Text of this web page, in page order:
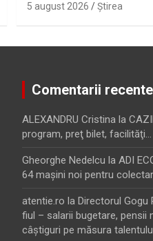
5 august 2026 Ştirea
Comentarii recente
ALEXANDRU Cristina la
program, preţ bilet, facilităţi…
Gheorghe Nedelcu la ADI
64 maşini noi pentru
atentie.ro la Directorul Gogu
fiul – salarii bugetare, pensii
câştiguri pe măsura